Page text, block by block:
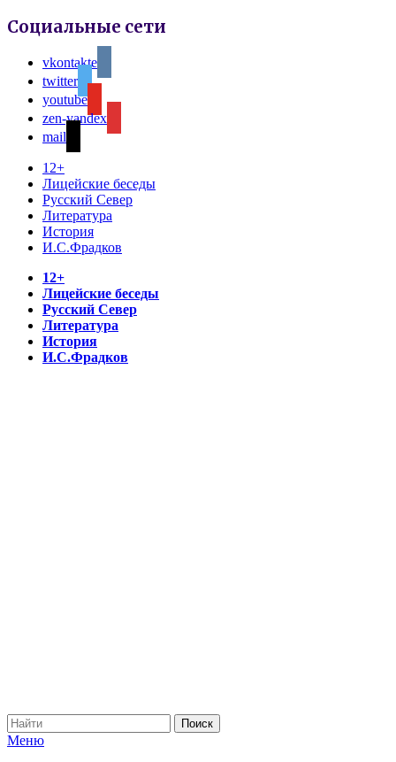
Социальные сети
vkontakte
twitter
youtube
zen-yandex
mail
12+
Лицейские беседы
Русский Север
Литература
История
И.С.Фрадков
12+
Лицейские беседы
Русский Север
Литература
История
И.С.Фрадков
Меню